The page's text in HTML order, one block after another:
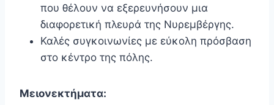
που θέλουν να εξερευνήσουν μια
διαφορετική πλευρά της Νυρεμβέργης.
Καλές συγκοινωνίες με εύκολη πρόσβαση
στο κέντρο της πόλης.
Μειονεκτήματα: